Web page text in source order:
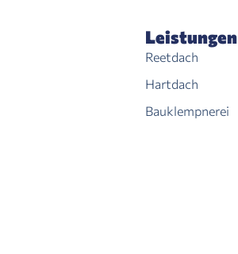
Leistungen
Reetdach
Hartdach
Bauklempnerei